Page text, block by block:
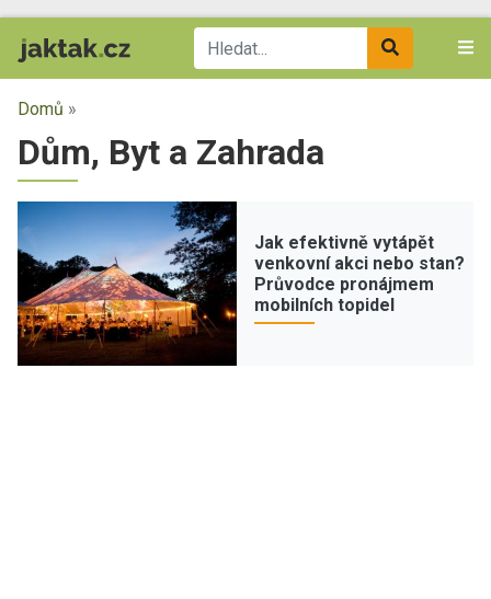
Domů »
Dům, Byt a Zahrada
Jak efektivně vytápět
venkovní akci nebo stan?
Průvodce pronájmem
mobilních topidel